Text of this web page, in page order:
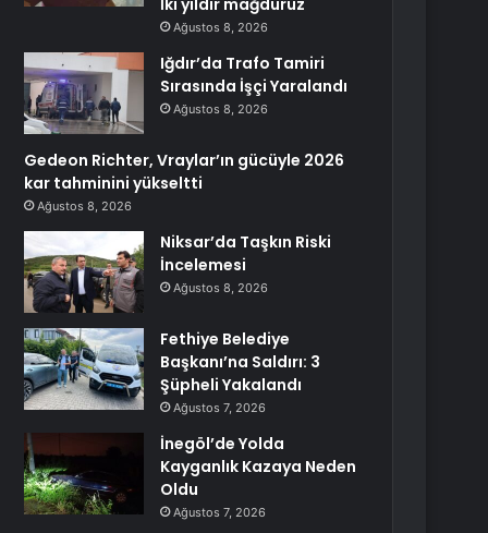
İki yıldır mağduruz
Ağustos 8, 2026
Iğdır’da Trafo Tamiri
Sırasında İşçi Yaralandı
Ağustos 8, 2026
Gedeon Richter, Vraylar’ın gücüyle 2026
kar tahminini yükseltti
Ağustos 8, 2026
Niksar’da Taşkın Riski
İncelemesi
Ağustos 8, 2026
Fethiye Belediye
Başkanı’na Saldırı: 3
Şüpheli Yakalandı
Ağustos 7, 2026
İnegöl’de Yolda
Kayganlık Kazaya Neden
Oldu
Ağustos 7, 2026